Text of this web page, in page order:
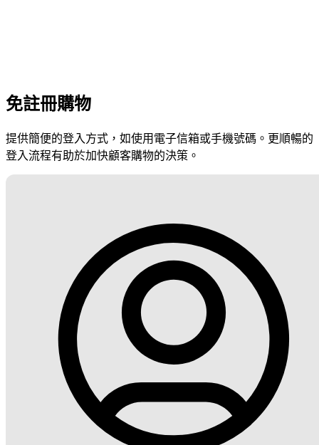
免註冊購物
提供簡便的登入方式，如使用電子信箱或手機號碼。更順暢的
登入流程有助於加快顧客購物的決策。